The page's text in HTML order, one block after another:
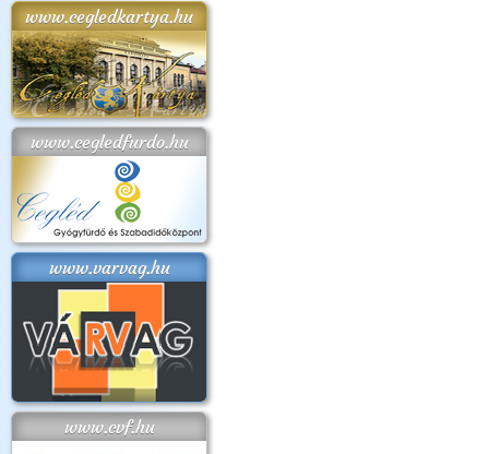
www.cegledkartya.hu
www.cegledfurdo.hu
www.varvag.hu
www.cvf.hu